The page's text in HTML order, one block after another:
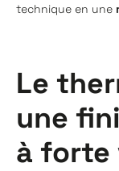
technique en une
Le
une
à forte